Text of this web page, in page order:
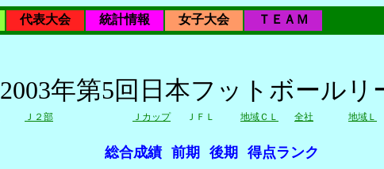
代表大会 統計情報 女子大会 ＴＥＡＭ
2003年第5回日本フットボールリ
Ｊ２部 Ｊカップ ＪＦＬ 地域ＣＬ 全社 地域Ｌ
総合成績 前期 後期 得点ランク